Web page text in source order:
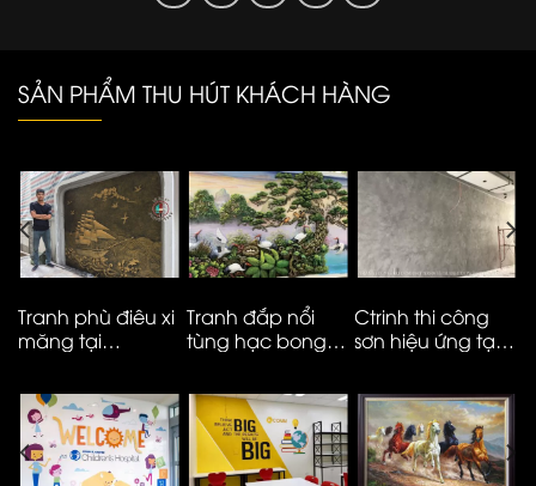
SẢN PHẨM THU HÚT KHÁCH HÀNG
Tranh phù điêu xi
măng tại
City
Tranh đắp nổi
tùng hạc bong
Ctrinh thi công
sơn hiệu ứng tại